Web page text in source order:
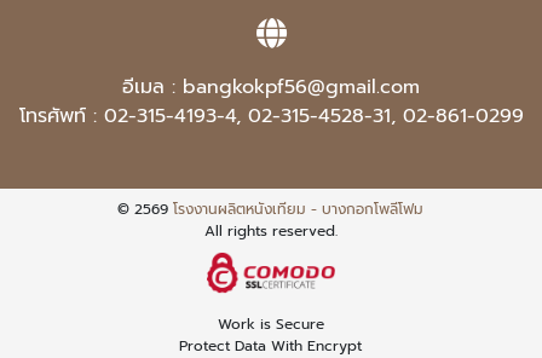
อีเมล : bangkokpf56@gmail.com
โทรศัพท์ : 02-315-4193-4, 02-315-4528-31, 02-861-0299
© 2569โรงงานผลิตหนังเทียม - บางกอกโพลีโฟม
All rights reserved.
Work is Secure
Protect Data With Encrypt